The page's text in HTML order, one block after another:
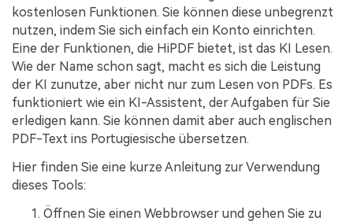
kostenlosen Funktionen. Sie können diese unbegrenzt
nutzen, indem Sie sich einfach ein Konto einrichten.
Eine der Funktionen, die HiPDF bietet, ist das KI Lesen.
Wie der Name schon sagt, macht es sich die Leistung
der KI zunutze, aber nicht nur zum Lesen von PDFs. Es
funktioniert wie ein KI-Assistent, der Aufgaben für Sie
erledigen kann. Sie können damit aber auch englischen
PDF-Text ins Portugiesische übersetzen.
Hier finden Sie eine kurze Anleitung zur Verwendung
dieses Tools:
Öffnen Sie einen Webbrowser und gehen Sie zu